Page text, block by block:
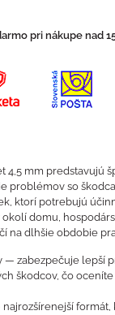
pri nákupe nad
4,5 mm predstavujú
problémov so
ktorí potrebujú
domu,
na dlhšie obdobie
— zabezpečuje lepší
škodcov, čo
formát,